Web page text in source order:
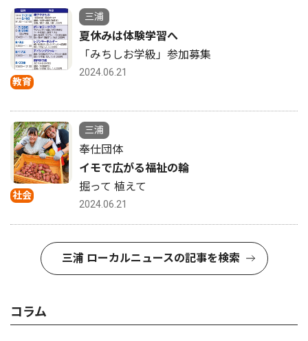
教育
三浦
夏休みは体験学習へ
「みちしお学級」参加募集
2024.06.21
社会
三浦
奉仕団体
イモで広がる福祉の輪
掘って 植えて
2024.06.21
三浦 ローカルニュースの記事を検索
コラム